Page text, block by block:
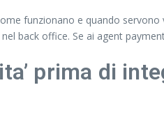
funzionano e quando
back office. Se ai agent
prima di